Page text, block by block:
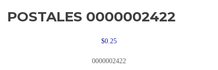
POSTALES 0000002422
$0.25
0000002422